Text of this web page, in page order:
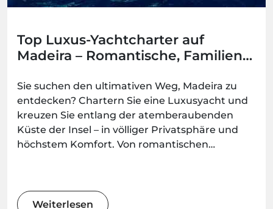
Top Luxus-Yachtcharter auf
Madeira – Romantische, Familien-
Sie suchen den ultimativen Weg, Madeira zu
entdecken? Chartern Sie eine Luxusyacht und
kreuzen Sie entlang der atemberaubenden
Küste der Insel – in völliger Privatsphäre und
höchstem Komfort. Von romantischen
unvergessliche Momente auf dem Meer –
buchbar bei Madeira.Best.
Weiterlesen